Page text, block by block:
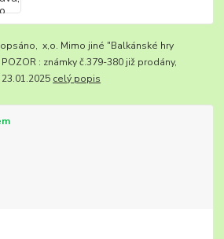
x,o. Mimo jiné "Balkánské hry
: známky č.379-380 již prodány,
celý popis